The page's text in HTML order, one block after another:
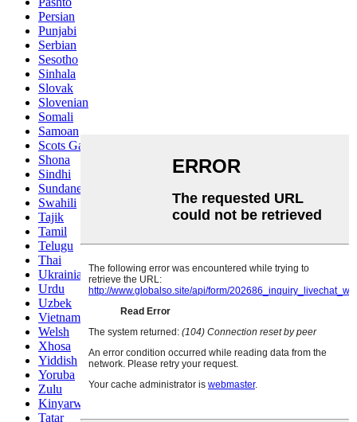
Persian
Punjabi
Serbian
Sesotho
Sinhala
Slovak
Slovenian
Somali
Samoan
Scots Gaelic
Shona
Sindhi
Sundanese
Swahili
Tajik
Tamil
Telugu
Thai
Ukrainian
Urdu
Uzbek
Vietnamese
Welsh
Xhosa
Yiddish
Yoruba
Zulu
Kinyarwanda
Tatar